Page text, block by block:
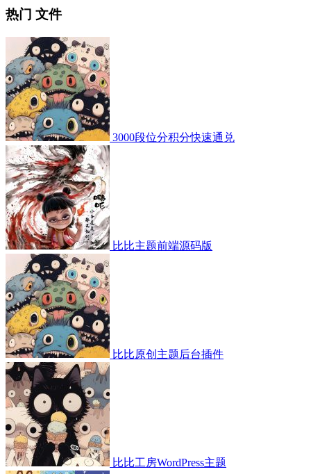
热门 文件
3000段位分积分快速通兑
比比主题前端源码版
比比原创主题后台插件
比比工房WordPress主题